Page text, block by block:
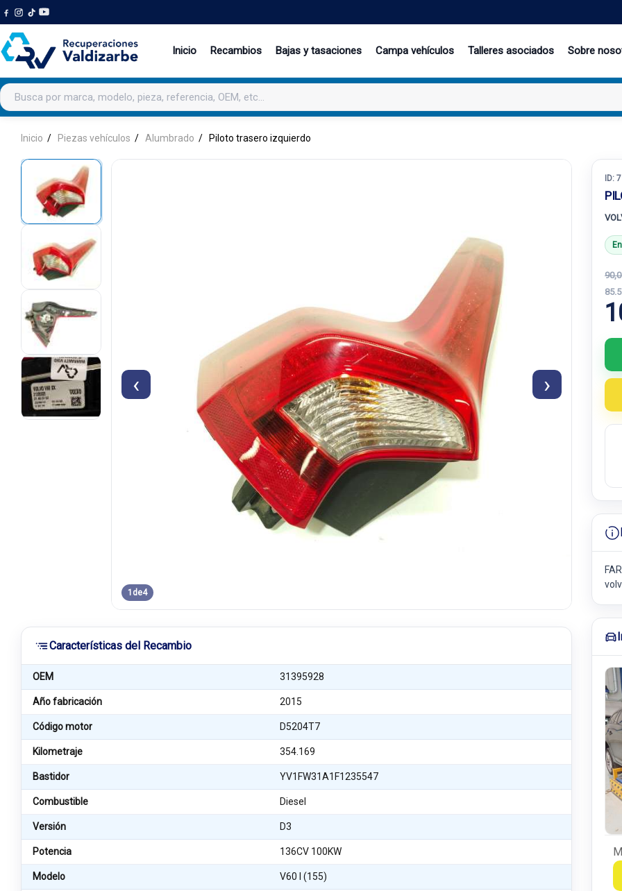
Inicio Recambios Bajas y tasaciones Campa vehículos Talleres asociados Sobre
Buscar productos
Inicio Piezas vehículos Alumbrado Piloto trasero izquierdo
‹ ›
1 de4
Características del Recambio
OEM 31395928
Año fabricación 2015
Código motor D5204T7
Kilometraje 354.169
Bastidor YV1FW31A1F1235547
Combustible Diesel
Versión D3
Potencia 136CV 100KW
Modelo V60 I (155)
ID: